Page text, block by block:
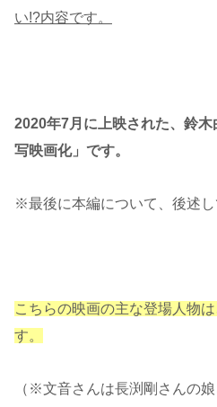
い!?内容です。
2020年7月に上映された、鈴
写映画化」です。
※最後に本編について、後述し
こちらの映画の主な登場人物
す。
（※文音さんは長渕剛さんの娘